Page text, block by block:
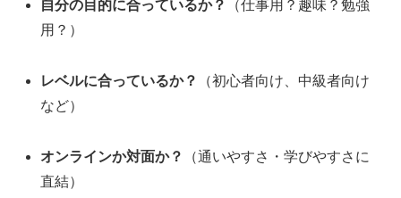
自分の目的に合っているか？
（仕事用？趣味？勉強
用？）
レベルに合っているか？
（初心者向け、中級者向け
など）
オンラインか対面か？
（通いやすさ・学びやすさに
直結）